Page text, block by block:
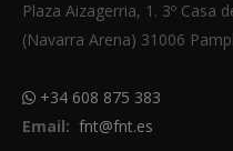
Plaza Aizagerria, 1. 3º Casa
(Navarra Arena) 31006
+34 608 875 383
Email: fnt@fnt.es